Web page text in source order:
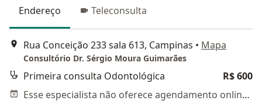
Endereço Teleconsulta
Rua Conceição 233 sala 613, Campinas • Mapa
Consultório Dr. Sérgio Moura Guimarães
Primeira consulta Odontológica
R$ 600
Esse especialista não oferece agendamento online para esse endereço.